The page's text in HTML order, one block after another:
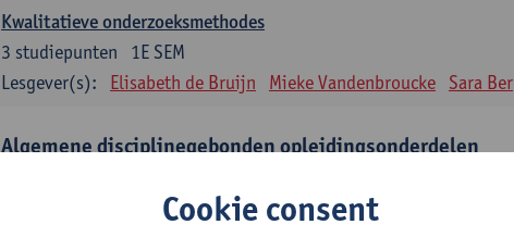
Kwalitatieve onderzoeksmethodes
1E SEM
3 studiepunten
Lesgever(s):
Elisabeth de Bruijn Mieke Vandenbroucke Sara
Algemene disciplinegebonden opleidingsonderdelen
Literatuur en diversiteitCookie consent